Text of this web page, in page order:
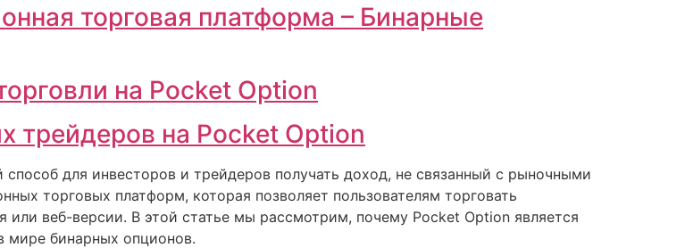
торговая платформа – Бинарные
на Pocket Option
на Pocket Option
для инвесторов и трейдеров получать доход, не связанный с рыночными
торговых платформ, которая позволяет пользователям торговать
веб-версии. В этой статье мы рассмотрим, почему Pocket Option является
мире бинарных опционов.